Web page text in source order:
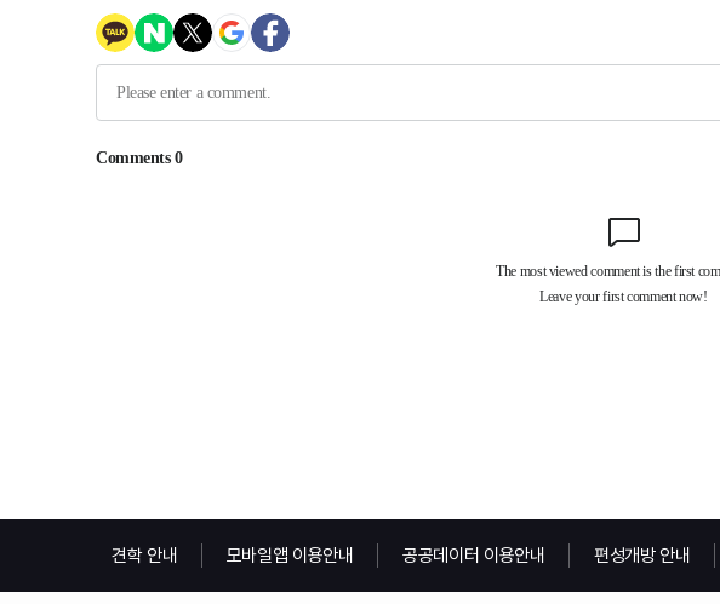
견학 안내 모바일앱 이용안내 공공데이터 이용안내 편성개방 안내